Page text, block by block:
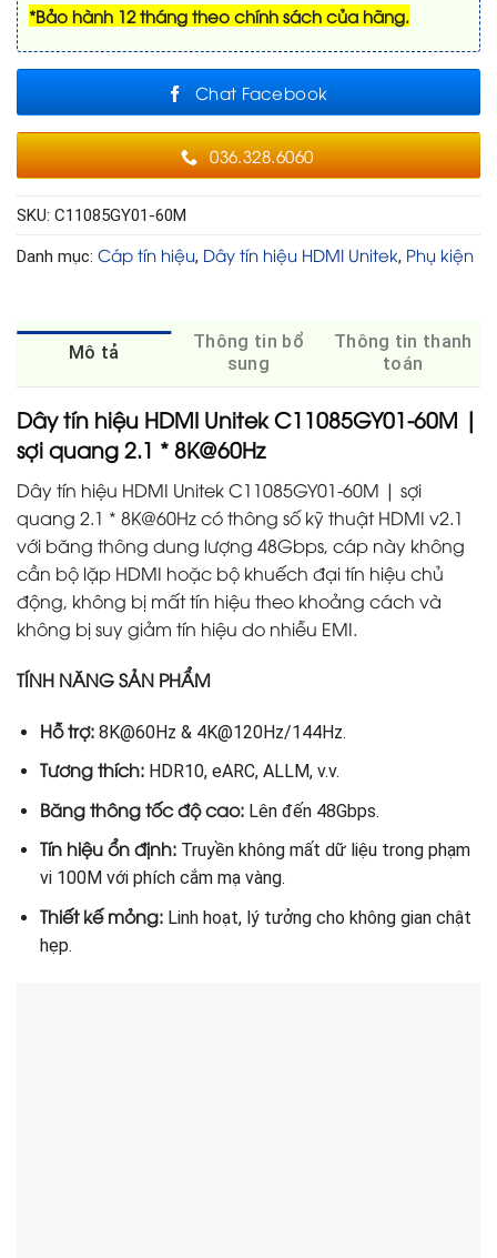
*Bảo hành 12 tháng theo chính sách của hãng.
Chat Facebook
036.328.6060
SKU: C11085GY01-60M
Danh mục: Cáp tín hiệu, Dây tín hiệu HDMI Unitek, Phụ kiện
Mô tả
Thông tin bổ
sung
Thông tin thanh
toán
Dây tín hiệu HDMI Unitek C11085GY01-60M |
sợi quang 2.1 * 8K@60Hz
Dây tín hiệu HDMI Unitek C11085GY01-60M | sợi
quang 2.1 * 8K@60Hz có thông số kỹ thuật HDMI v2.1
với băng thông dung lượng 48Gbps, cáp này không
cần bộ lặp HDMI hoặc bộ khuếch đại tín hiệu chủ
động, không bị mất tín hiệu theo khoảng cách và
không bị suy giảm tín hiệu do nhiễu EMI.
TÍNH NĂNG SẢN PHẨM
Hỗ trợ:8K@60Hz & 4K@120Hz/144Hz.
Tương thích:HDR10, eARC, ALLM, v.v.
Băng thông tốc độ cao:Lên đến 48Gbps.
Tín hiệu ổn định:Truyền không mất dữ liệu trong phạm
vi 100M với phích cắm mạ vàng.
Thiết kế mỏng:Linh hoạt, lý tưởng cho không gian chật
hẹp.